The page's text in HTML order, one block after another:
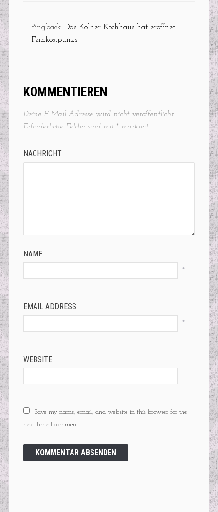
Pingback: Das Kölner Kochhaus hat eröffnet! |
Feinkostpunks
KOMMENTIEREN
Deine E-Mail-Adresse wird nicht veröffentlicht.
Erforderliche Felder sind mit *markiert.
NACHRICHT
NAME
*
EMAIL ADDRESS
*
WEBSITE
Save my name, email, and website in this browser for the
next time I comment.